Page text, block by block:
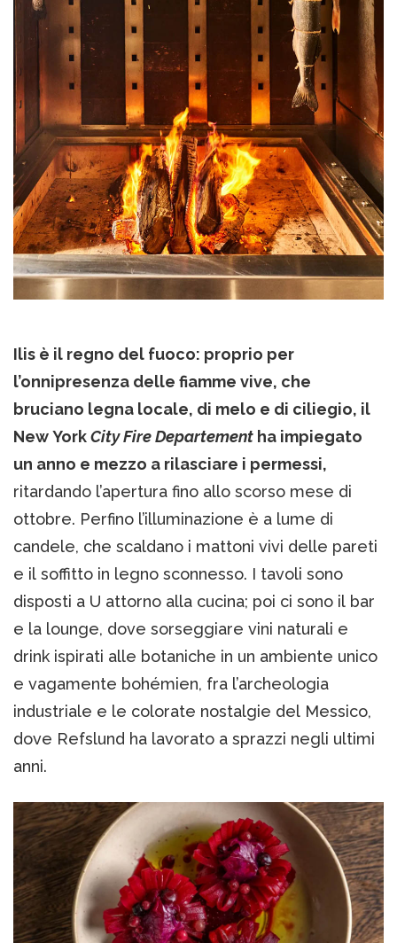
Ilis è il regno del fuoco: proprio per
l’onnipresenza delle fiamme vive, che
bruciano legna locale, di melo e di ciliegio, il
New YorkCity Fire Departement ha impiegato
un anno e mezzo a rilasciare i permessi,
ritardando l’apertura fino allo scorso mese di
ottobre. Perfino l’illuminazione è a lume di
candele, che scaldano i mattoni vivi delle pareti
e il soffitto in legno sconnesso. I tavoli sono
disposti a U attorno alla cucina; poi ci sono il bar
e la lounge, dove sorseggiare vini naturali e
drink ispirati alle botaniche in un ambiente unico
e vagamente bohémien, fra l’archeologia
industriale e le colorate nostalgie del Messico,
dove Refslund ha lavorato a sprazzi negli ultimi
anni.